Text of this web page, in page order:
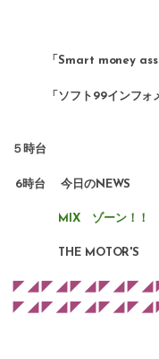
「Smart money
「ソフト99インフォメ
５時台
6時台 今日のNEWS
MIX ゾーン！！
THE MOTOR'S